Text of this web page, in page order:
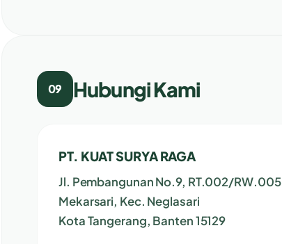
09 Hubungi Kami
PT. KUAT SURYA RAGA
Jl. Pembangunan No.9, RT.002/RW.005
Mekarsari, Kec. Neglasari
Kota Tangerang, Banten 15129